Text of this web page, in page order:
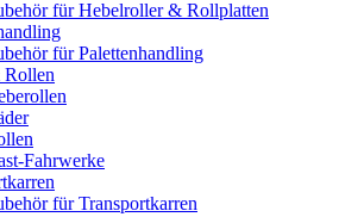
für Hebelroller & Rollplatten
für Palettenhandling
Rollen
Fahrwerke
für Transportkarren